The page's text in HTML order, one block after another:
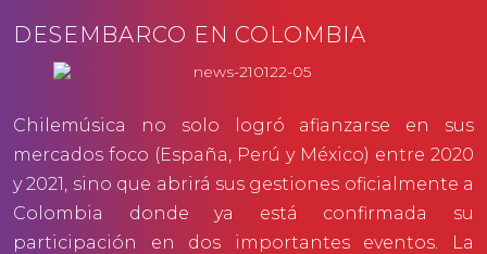
DESEMBARCO EN COLOMBIA
Chilemúsica no solo logró afianzarse en sus
mercados foco (España, Perú y México) entre 2020
y 2021, sino que abrirá sus gestiones oficialmente a
Colombia donde ya está confirmada su
participación en dos importantes eventos. La